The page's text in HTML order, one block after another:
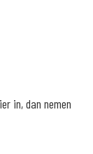
in, dan nemen